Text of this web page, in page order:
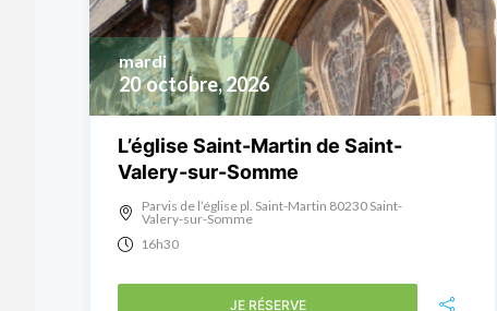
20 octobre, 2026
mardi
L’église Saint-Martin de Saint-
Valery-sur-Somme
Parvis de l’église pl. Saint-Martin 80230 Saint-
Valery-sur-Somme
16h30
JE RÉSERVE